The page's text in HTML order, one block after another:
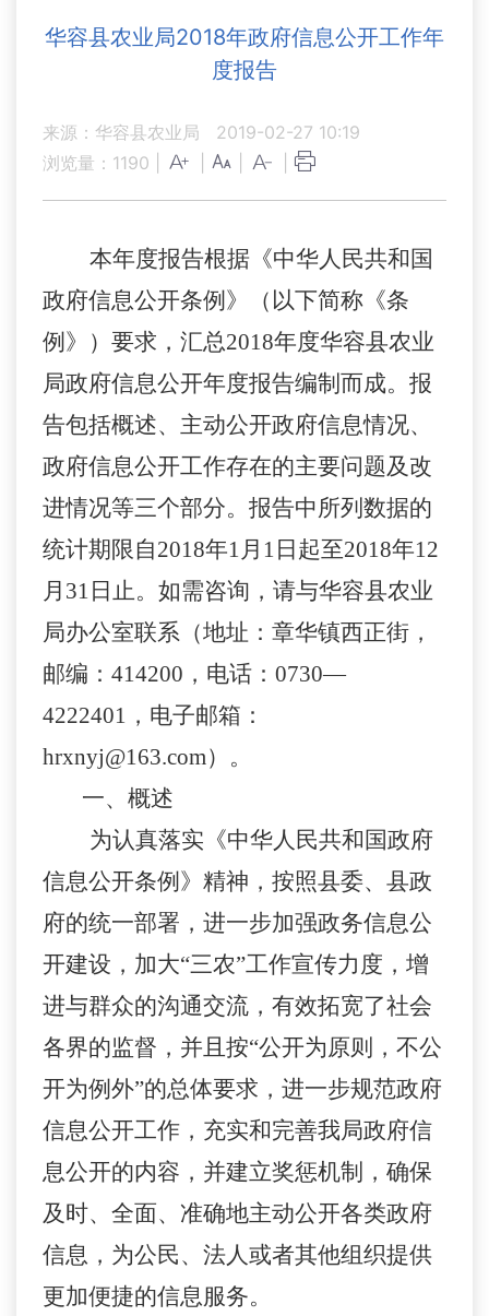
华容县农业局2018年政府信息公开工作年
度报告
来源：华容县农业局
2019-02-27 10:19
浏览量： 1190
本年度报告根据《中华人民共和国
政府信息公开条例》（以下简称《条
例》）要求，汇总2018年度华容县农业
局政府信息公开年度报告编制而成。报
告包括概述、 主动公开政府信息情况、
政府信息公开工作存在的主要问题及改
进情况等三个部分。报告中所列数据的
统计期限自2018年1月 1 日起至2018年12
月 31 日止。如需咨询 ， 请与华容县农业
局办公室联系（地址： 章华镇西正街 ，
邮编： 414200 ，电话： 0730—
4222401 ，电子邮箱：
hrxnyj@163.com）。
一、概述
为认真落实《中华人民共和国政府
信息公开条例》精神，按照县委、县政
府的统一部署，进一步加强政务信息公
开建设，加大“三农”工作宣传力度，增
进与群众的沟通交流，有效拓宽了社会
各界的监督，并且按“公开为原则，不公
开为例外”的总体要求，进一步规范政府
信息公开工作，充实和完善我局政府信
息公开的内容，并建立奖惩机制，确保
及时、全面、准确地主动公开各类政府
信息，为公民、法人或者其他组织提供
更加便捷的信息服务。